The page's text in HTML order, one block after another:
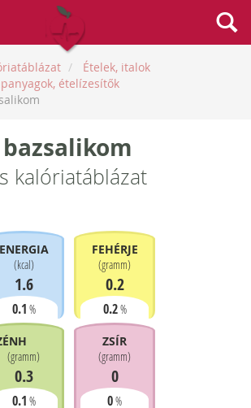
Ételek, italok
ételízesítők
kalóriatáblázat
ENERGIA
(kcal)
1.6
0.1 %
FEHÉRJE
(gramm)
0.2
0.2%
(gramm)
0.3
0.1 %
ZSÍR
(gramm)
0
0%